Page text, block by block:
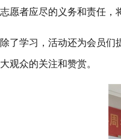
志愿者应尽的义务和责任，
除了学习，活动还为会员们
大观众的关注和赞赏。